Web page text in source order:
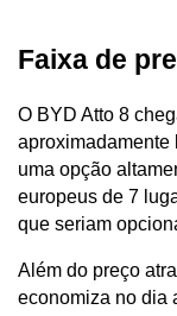
Faixa de
O BYD Atto 8
aproximadamente
uma opção
europeus de 7
que seriam
Além do preço
economiza no dia